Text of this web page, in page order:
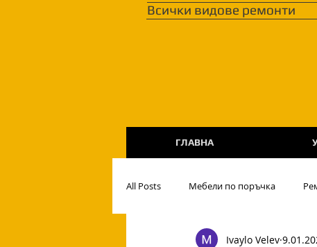
Всички видове ремонти
ГЛАВНА
All Posts Мебели по поръчка
Ivaylo Velev